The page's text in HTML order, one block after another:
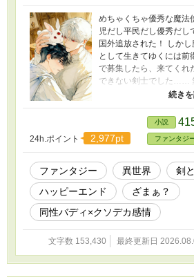
めちゃくちゃ優秀な魔法
児だし平民だし優秀だし
国外追放された！ しか
として生きてゆくには
で募集したら、来てくれ
できない剣士でした……
ふたりの無双がはじま
な……！ ふたりの動画を
のwebサイトから、もし
紙にはAIを使用していま
ておりません 設定、構想
資料集めも、よく被る
ゆるゆ です！
24h.ポイント 2,977pt
小説
ファンタジ
ファンタジー 異世界
剣
ハッピーエンド
ざまぁ？
同性バディ×クソデカ感情
文字数 153,430 最終更新日